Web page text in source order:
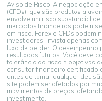
Aviso de Risco: A negociação
(CFDs), que são produtos
envolve um risco substancial
mercados financeiros podem
em risco. Forex e CFDs podem
investidores. Invista apenas
luxo de perder. O desempenho
resultados futuros. Você deve
tolerância ao risco e objetivos
consultor financeiro certificado
antes de tomar qualquer
site podem ser afetados por
movimentos de preços,
investimento.